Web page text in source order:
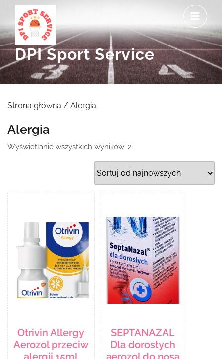
content
DPI Sport Service
Strona główna / Alergia
Alergia
Wyświetlanie wszystkich wyników: 2
według
najnowszych
Otrivin Allergy
Aerozol przeciw
alergii 15ml
SEPTANAZAL
Dla dorosłych
aerozol do nosa